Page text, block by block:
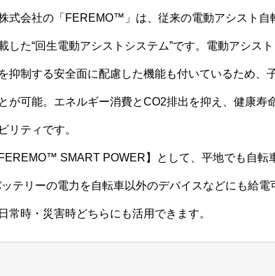
式会社の「FEREMO™」は、従来の電動アシスト
した“回生電動アシストシステム”です。電動アシス
抑制する安全面に配慮した機能も付いているため、
が可能。エネルギー消費とCO2排出を抑え、健康寿
リティです。
SMART POWER】として、平地でも自転
ッテリーの電力を自転車以外のデバイスなどにも給
常時・災害時どちらにも活用できます。